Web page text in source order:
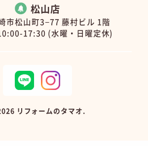
松山店
市松山町3−77 藤村ビル 1階
17:30 (水曜・日曜定休)
リフォームのタマオ.